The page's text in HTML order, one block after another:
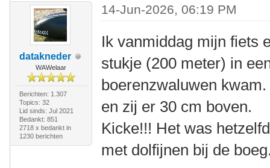
datakneder
WAWelaar
Berichten: 1.307
Topics: 32
Lid sinds: Jul 2021
Bedankt: 851
2718 x bedankt in
1230 berichten
14-Jun-2026, 06:19 PM
Ik vanmiddag mijn fiets
stukje (200 meter) in
boerenzwaluwen
en zij er 30 cm boven.
Kicke!!! Het was
met dolfijnen bij de